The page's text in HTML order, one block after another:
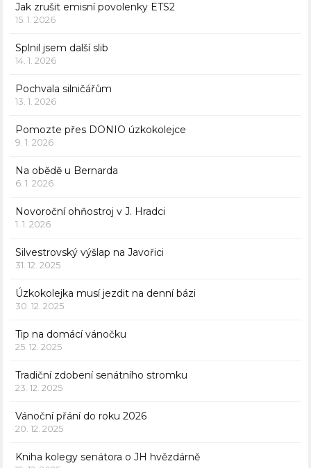
Jak zrušit emisní povolenky ETS2
15. 1. 2026
Splnil jsem další slib
14. 1. 2026
Pochvala silničářům
13. 1. 2026
Pomozte přes DONIO úzkokolejce
9. 1. 2026
Na obědě u Bernarda
6. 1. 2026
Novoroční ohňostroj v J. Hradci
1. 1. 2026
Silvestrovský výšlap na Javořici
31. 12. 2025
Úzkokolejka musí jezdit na denní bázi
30. 12. 2025
Tip na domácí vánočku
25. 12. 2025
Tradiční zdobení senátního stromku
23. 12. 2025
Vánoční přání do roku 2026
20. 12. 2025
Kniha kolegy senátora o JH hvězdárně